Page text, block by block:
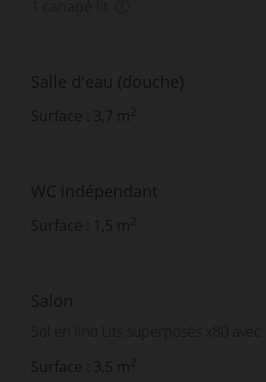
Salle d'eau (douche)
Surface : 3,7 m2
WC indépendant
Surface : 1,5 m2
Salon
Sol en lino Lits superposés x80 avec
Surface : 3,5 m2